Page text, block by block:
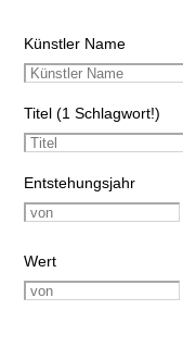
Künstler Name
Titel (1 Schlagwort!)
Entstehungsjahr
Wert